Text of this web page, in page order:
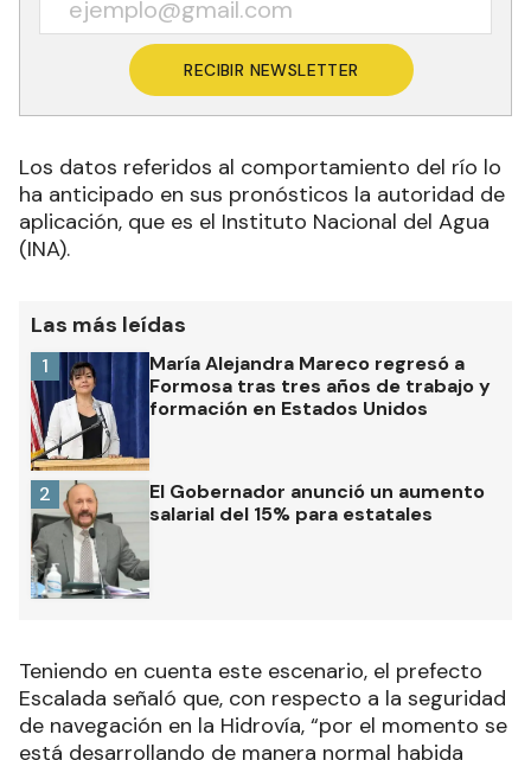
RECIBIR NEWSLETTER
Los datos referidos al comportamiento del río lo
ha anticipado en sus pronósticos la autoridad de
aplicación, que es el Instituto Nacional del Agua
(INA).
Las más leídas
María Alejandra Mareco regresó a
Formosa tras tres años de trabajo y
formación en Estados Unidos
1
El Gobernador anunció un aumento
salarial del 15% para estatales
2
Teniendo en cuenta este escenario, el prefecto
Escalada señaló que, con respecto a la seguridad
de navegación en la Hidrovía, “por el momento se
está desarrollando de manera normal habida